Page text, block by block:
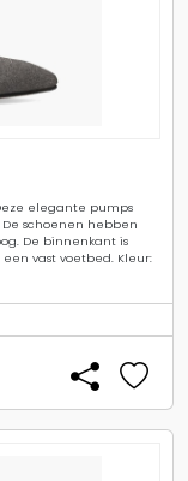
elegante pumps
schoenen hebben
De binnenkant is
vast voetbed. Kleur: